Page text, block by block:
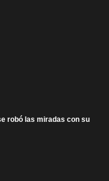
robó las miradas con su